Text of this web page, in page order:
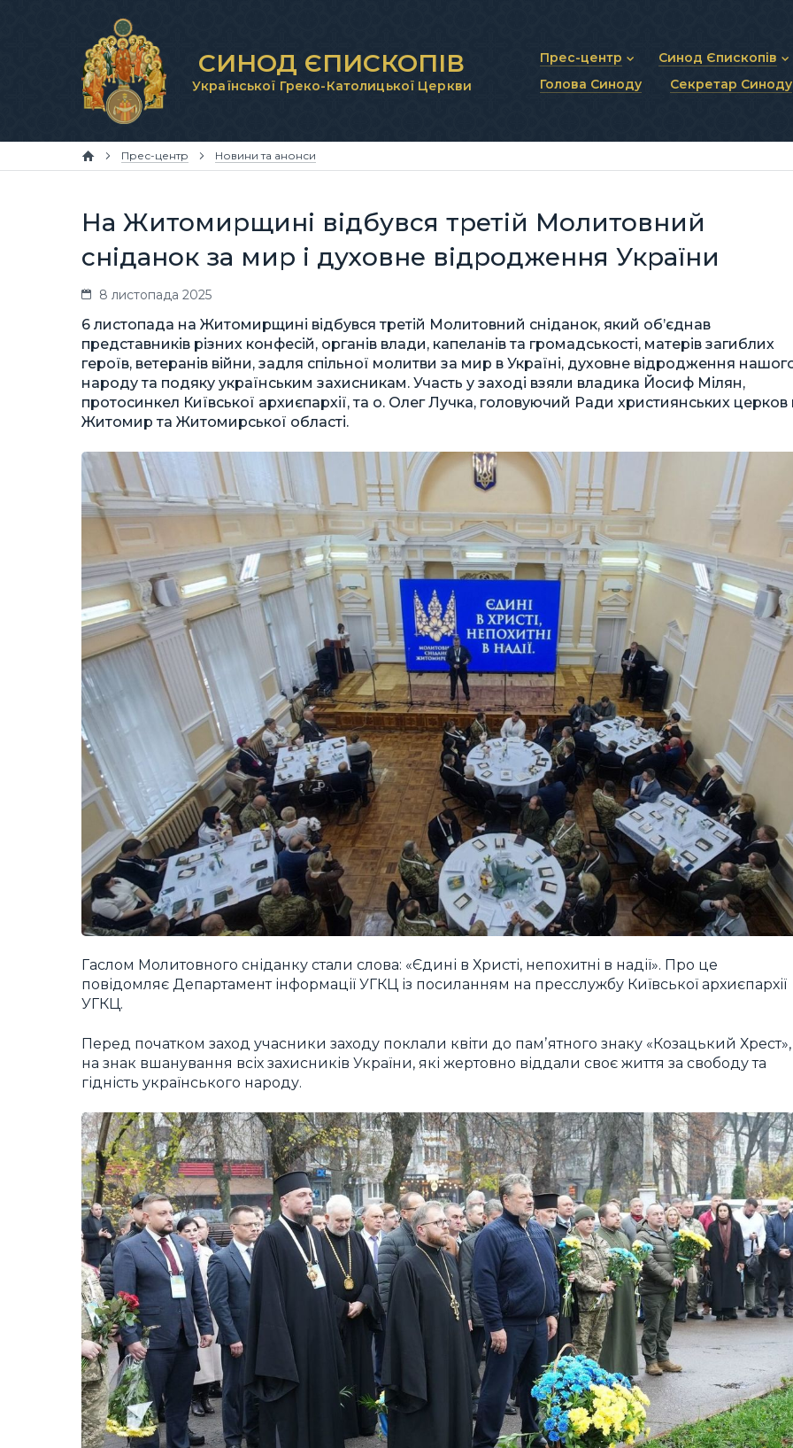
СИНОД ЄПИСКОПІВ
Української Греко-Католицької Церкви
Прес-центр
Новини та анонси
Синод Єпископів
Статут Синоду
Синодальні органи
Голова Синоду Секретар Синоду
Прес-центр Новини та анонси
На Житомирщині відбувся третій Молитовний
сніданок за мир і духовне відродження України
8 листопада 2025
6 листопада на Житомирщині відбувся третій Молитовний сніданок, який об’єднав
представників різних конфесій, органів влади, капеланів та громадськості, матерів загиблих
героїв, ветеранів війни, задля спільної молитви за мир в Україні, духовне відродження
народу та подяку українським захисникам. Участь у заході взяли владика Йосиф Мілян,
протосинкел Київської архиєпархії, та о. Олег Лучка, головуючий Ради християнських церков
Житомир та Житомирської області.
Гаслом Молитовного сніданку стали слова: «Єдині в Христі, непохитні в надії». Про це
повідомляє Департамент інформації УГКЦ із посиланням на пресслужбу Київської архиєпархії
УГКЦ.
Перед початком заход учасники заходу поклали квіти до памʼятного знаку «Козацький Хрест»,
на знак вшанування всіх захисників України, які жертовно віддали своє життя за свободу та
гідність українського народу.